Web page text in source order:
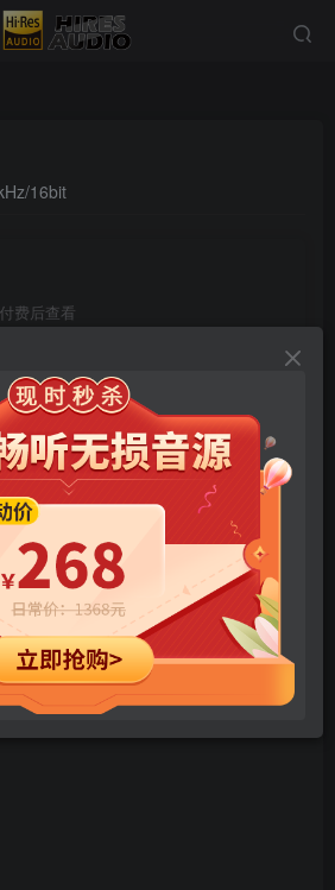
16bit
费后查看
9.9 99
永久会员
立即购买
未登录！建议登陆后购买，可保存购买订单
(白色情人节版).flac